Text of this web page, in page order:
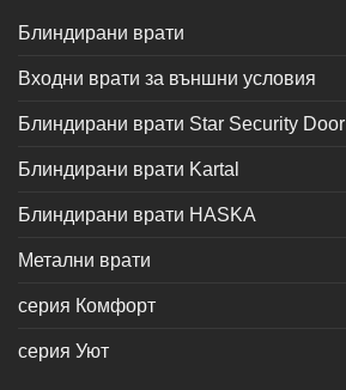
Блиндирани врати
Входни врати за външни условия
Блиндирани врати Star Security Door
Блиндирани врати Kartal
Блиндирани врати HASKA
Метални врати
серия Комфорт
серия Уют